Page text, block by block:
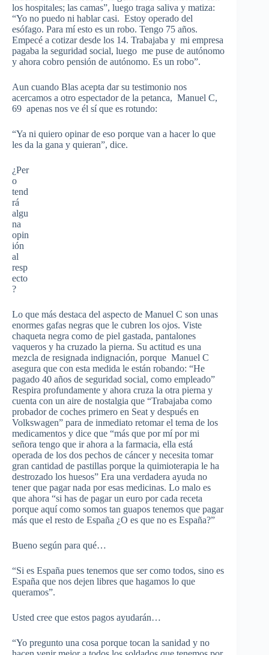
los hospitales; las camas”, luego traga saliva y matiza:
“Yo no puedo ni hablar casi. Estoy operado del
esófago. Para mí esto es un robo. Tengo 75 años.
Empecé a cotizar desde los 14. Trabajaba y mi empresa
pagaba la seguridad social, luego me puse de autónomo
y ahora cobro pensión de autónomo. Es un robo”.
Aun cuando Blas acepta dar su testimonio nos
acercamos a otro espectador de la petanca, Manuel C,
69 apenas nos ve él sí que es rotundo:
“Ya ni quiero opinar de eso porque van a hacer lo que
les da la gana y quieran”, dice.
¿Per
o
tend
rá
algu
na
opin
ión
al
resp
ecto
?
Lo que más destaca del aspecto de Manuel C son unas
enormes gafas negras que le cubren los ojos. Viste
chaqueta negra como de piel gastada, pantalones
vaqueros y ha cruzado la pierna. Su actitud es una
mezcla de resignada indignación, porque Manuel C
asegura que con esta medida le están robando: “He
pagado 40 años de seguridad social, como empleado”
Respira profundamente y ahora cruza la otra pierna y
cuenta con un aire de nostalgia que “Trabajaba como
probador de coches primero en Seat y después en
Volkswagen” para de inmediato retomar el tema de los
medicamentos y dice que “más que por mí por mi
señora tengo que ir ahora a la farmacia, ella está
operada de los dos pechos de cáncer y necesita tomar
gran cantidad de pastillas porque la quimioterapia le ha
destrozado los huesos” Era una verdadera ayuda no
tener que pagar nada por esas medicinas. Lo malo es
que ahora “si has de pagar un euro por cada receta
porque aquí como somos tan guapos tenemos que pagar
más que el resto de España ¿O es que no es España?”
Bueno según para qué…
“Si es España pues tenemos que ser como todos, sino es
España que nos dejen libres que hagamos lo que
queramos”.
Usted cree que estos pagos ayudarán…
“Yo pregunto una cosa porque tocan la sanidad y no